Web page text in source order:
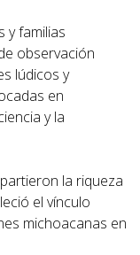
y familias
observación
lúdicos y
en
y la
la riqueza
el vínculo
michoacanas en